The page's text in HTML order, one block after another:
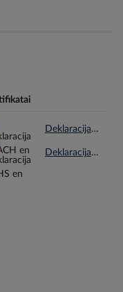
Deklaracija REACH en.pdf
Deklaracija RoHS en.pdf